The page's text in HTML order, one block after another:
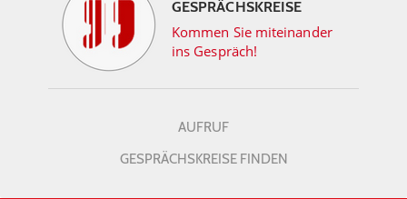
GESPRÄCHSKREISE
Kommen Sie miteinander
ins Gespräch!
AUFRUF
GESPRÄCHSKREISE FINDEN